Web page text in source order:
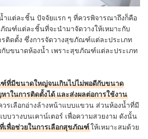
แต่ละชิ้น ปัจจัยแรก ๆ ที่ควรพิจารณาถึงก็คือ
ณฑ์แต่ละชิ้นที่จะนำมาจัดวางให้เหมาะกับ
ติดตั้ง ซึ่งการจัดวางสุขภัณฑ์แต่ละประเภท
บขนาดห้องน้ำ เพราะสุขภัณฑ์แต่ละประเภท
ที่มีขนาดใหญ่จนเกินไปไม่พอดีกับขนาด
าในการติดตั้งได้ และส่งผลต่อการใช้งาน
รเลือกอ่างล้างหน้าแบบแขวน ส่วนห้องน้ำที่มี
บวางบนเคาน์เตอร์ เพื่อความสวยงาม ดังนั้น
เพื่อช่วยในการเลือกสุขภัณฑ์ให้เหมาะสมด้วย